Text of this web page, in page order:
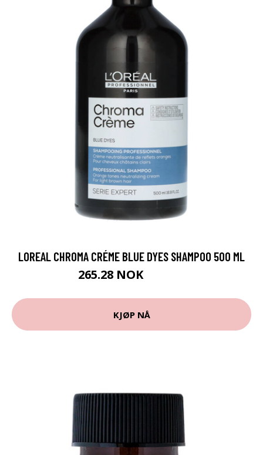
LOREAL CHROMA CRÉME BLUE DYES SHAMPOO 500 ML
265.28 NOK
KJØP NÅ